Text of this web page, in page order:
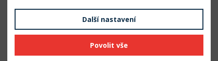
Další nastavení
Povolit vše